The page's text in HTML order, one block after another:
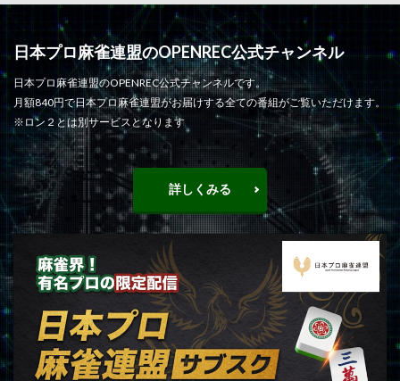
日本プロ麻雀連盟のOPENREC公式チャンネル
日本プロ麻雀連盟のOPENREC公式チャンネルです。
月額840円で日本プロ麻雀連盟がお届けする全ての番組がご覧いただけます。
※ロン２とは別サービスとなります
詳しくみる